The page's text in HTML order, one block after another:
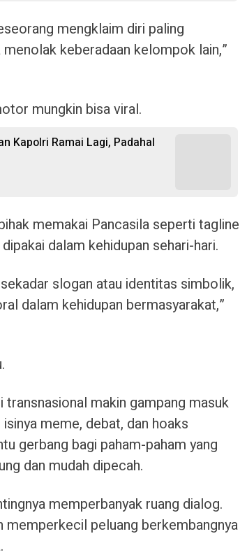
mengklaim diri paling
keberadaan kelompok lain,”
mungkin bisa viral.
Kapolri Ramai Lagi, Padahal
memakai Pancasila seperti tagline
dalam kehidupan sehari-hari.
slogan atau identitas simbolik,
dalam kehidupan bermasyarakat,”
makin gampang masuk
meme, debat, dan hoaks
gerbang bagi paham-paham yang
dan mudah dipecah.
memperbanyak ruang dialog.
memperkecil peluang berkembangnya